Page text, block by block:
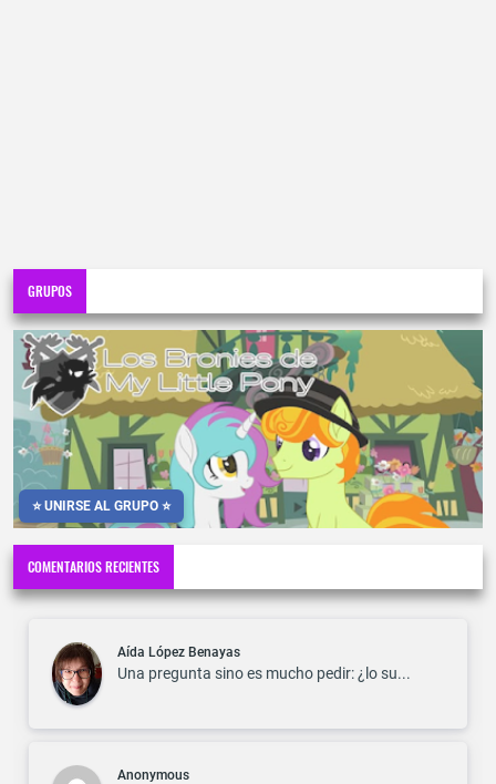
GRUPOS
⭐ UNIRSE AL GRUPO ⭐
COMENTARIOS RECIENTES
Aída López Benayas
Una pregunta sino es mucho pedir: ¿lo su...
Anonymous